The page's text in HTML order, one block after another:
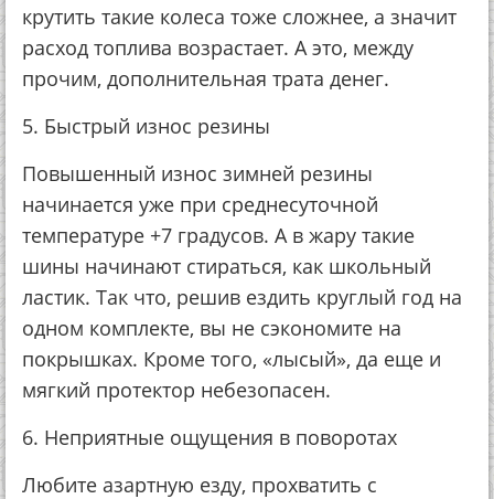
крутить такие колеса тоже сложнее, а значит
расход топлива возрастает. А это, между
прочим, дополнительная трата денег.
5. Быстрый износ резины
Повышенный износ зимней резины
начинается уже при среднесуточной
температуре +7 градусов. А в жару такие
шины начинают стираться, как школьный
ластик. Так что, решив ездить круглый год на
одном комплекте, вы не сэкономите на
покрышках. Кроме того, «лысый», да еще и
мягкий протектор небезопасен.
6. Неприятные ощущения в поворотах
Любите азартную езду, прохватить с